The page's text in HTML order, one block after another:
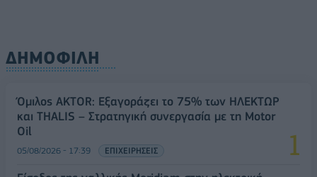
ΔΗΜΟΦΙΛΗ
Όμιλος AKTOR: Εξαγοράζει το 75% των ΗΛΕΚΤΩΡ
και THALIS – Στρατηγική συνεργασία με τη Motor
Oil
05/08/2026 - 17:39 ΕΠΙΧΕΙΡΗΣΕΙΣ